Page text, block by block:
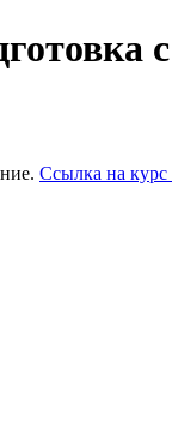
Ссылка на курс